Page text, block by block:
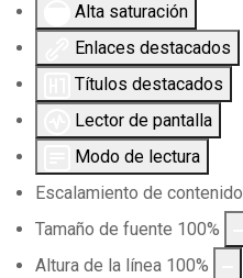
Alta saturación
Enlaces destacados
Títulos destacados
Lector de pantalla
Modo de lectura
Escalamiento de contenido
Tamaño de fuente 100%
Altura de la línea 100%